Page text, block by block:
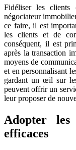
Fidéliser les clients
négociateur
ce faire, il est
les clients et de
conséquent, il est
après la transaction
moyens de
et en personnalisant
gardant un œil sur
peuvent offrir un
leur proposer de
Adopter les
efficaces